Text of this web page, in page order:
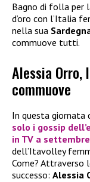
Bagno di folla per
d’oro con l’Italia
nella sua
commuove tutti.
Alessia Orro,
commuove
In questa giornata
solo i gossip
in TV a
dell’Itavolley
Come? Attraverso
successo: Alessia